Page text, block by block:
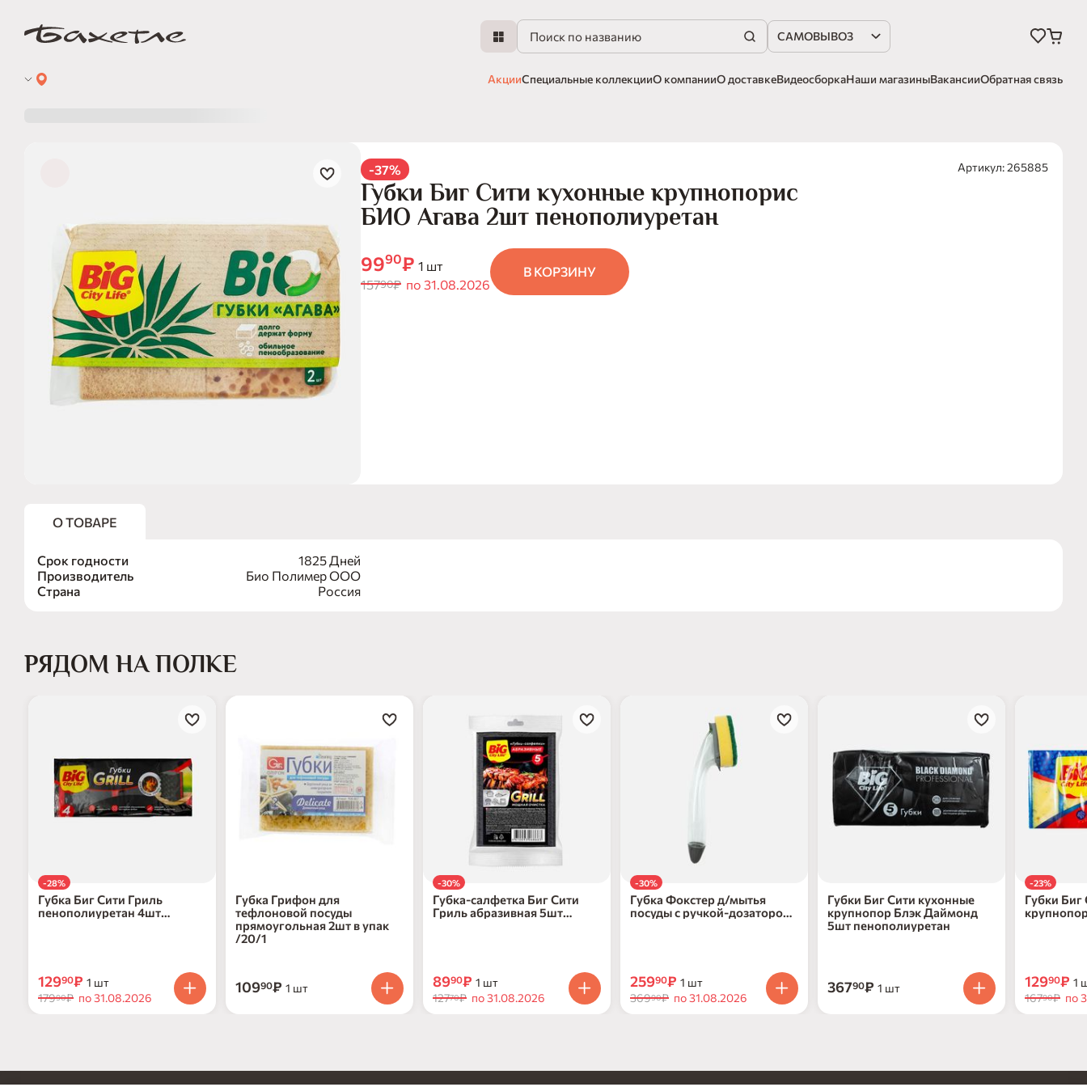
САМОВЫВОЗ
АкцииСпециальные коллекцииО компанииО доставкеВидеосборкаНаши магазиныВакансииОбратная связь
-37%
Губки Биг Сити кухонные крупнопорис
БИО Агава 2шт пенополиуретан
9990₽ 1 шт
15790₽ по 31.08.2026
В КОРЗИНУ
Артикул: 265885
О ТОВАРЕ
Срок годности
1825 Дней
Производитель
Био Полимер ООО
Страна
Россия
РЯДОМ НА ПОЛКЕ
-28%
Губка Биг Сити Гриль
пенополиуретан 4шт
12990₽ 1 шт
17990₽ по 31.08.2026
Губка Грифон для
тефлоновой посуды
прямоугольная 2шт в упак
/20/1
10990₽ 1 шт
-30%
Губка-салфетка Биг Сити
Гриль абразивная 5шт
8990₽ 1 шт
12770₽ по 31.08.2026
-30%
Губка Фокстер д/мытья
посуды с ручкой-дозатором
25990₽ 1 шт
36990₽ по 31.08.2026
Губки Биг Сити кухонные
крупнопор Блэк Даймонд
5шт пенополиуретан
36790₽ 1 шт
-23%
Губки Биг
12990₽ 1
16790₽ по